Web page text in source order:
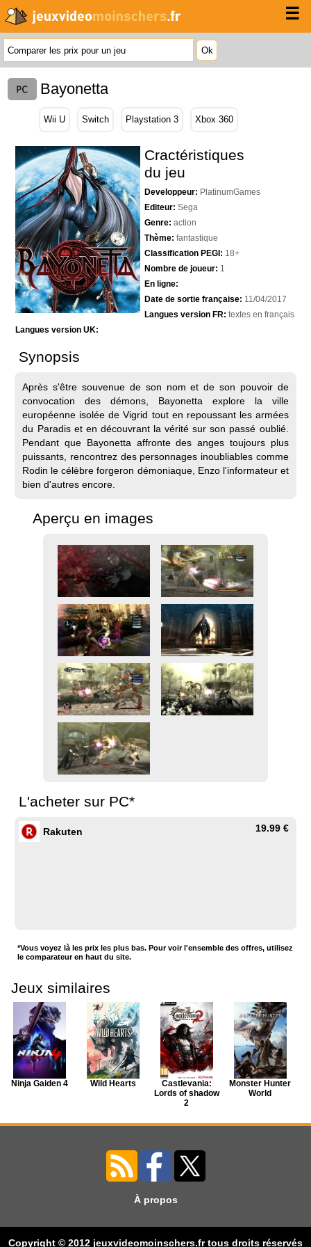
☰
Bayonetta
Wii U Switch Playstation 3 Xbox 360
Cractéristiques
du jeu
Developpeur: PlatinumGames
Editeur: Sega
Genre: action
Thème: fantastique
Classification PEGI: 18+
Nombre de joueur: 1
En ligne:
Date de sortie française: 11/04/2017
Langues version FR: textes en français
Langues version UK:
Synopsis
Après s'être souvenue de son nom et de son pouvoir de
convocation des démons, Bayonetta explore la ville
européenne isolée de Vigrid tout en repoussant les armées
du Paradis et en découvrant la vérité sur son passé oublié.
Pendant que Bayonetta affronte des anges toujours plus
puissants, rencontrez des personnages inoubliables comme
Rodin le célèbre forgeron démoniaque, Enzo l'informateur et
bien d'autres encore.
Aperçu en images
L'acheter sur PC*
Rakuten 19.99 €
*Vous voyez là les prix les plus bas. Pour voir l'ensemble des offres, utilisez
le comparateur en haut du site.
Jeux similaires
Ninja Gaiden 4 Wild Hearts
Castlevania:
Lords of shadow
2
Monster Hunter
World
Sifu
À propos
Copyright © 2012 jeuxvideomoinschers.fr tous droits réservés